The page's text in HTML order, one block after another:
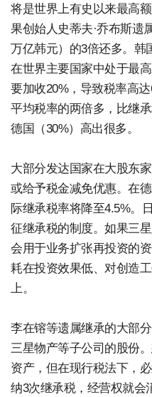
将是世界上有史以来最高
果创始人史蒂夫·乔布斯遗
万亿韩元）的3倍还多。韩
在世界主要国家中处于最
要加收20%，导致税率高
平均税率的两倍多，比继
德国（30%）高出很多。
大部分发达国家在大股东
或给予税金减免优惠。在
际继承税率将降至4.5%。
征继承税的制度。如果三
会用于业务扩张再投资的
耗在投资效果低、对创造
上。
李在镕等遗属继承的大部
三星物产等子公司的股份
资产，但在现行税法下，
纳3次继承税，经营权就会